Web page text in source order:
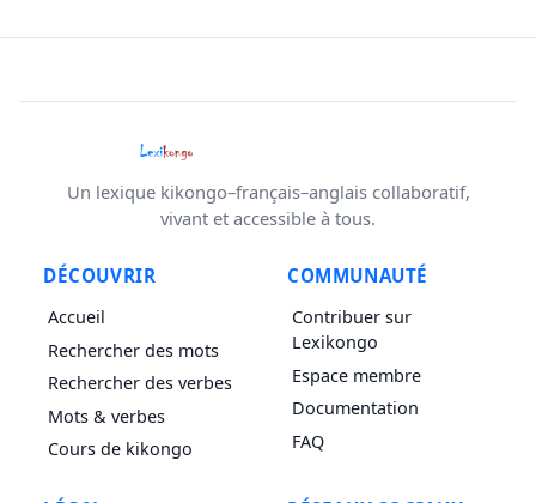
Un lexique kikongo–français–anglais collaboratif,
vivant et accessible à tous.
DÉCOUVRIR
Accueil
Rechercher des mots
Rechercher des verbes
Mots & verbes
Cours de kikongo
COMMUNAUTÉ
Contribuer sur
Lexikongo
Espace membre
Documentation
FAQ